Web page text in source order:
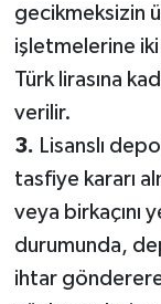
gecikmeksizin
işletmelerine iki
Türk lirasına
3. Lisanslı
tasfiye kararı
veya birkaçını
durumunda,
ihtar